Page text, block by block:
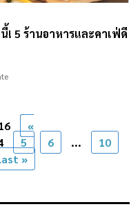
! 5 ร้านอาหารและคาเฟ่ดี
«
5 6 ...
10
»